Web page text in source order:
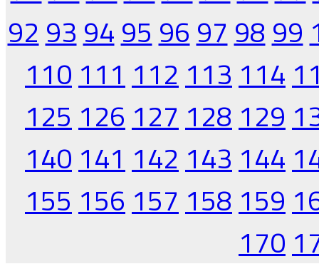
92 93 94 95 96 97 98 99
110 111 112 113 114
125 126 127 128 129
140 141 142 143 144
155 156 157 158 159
170